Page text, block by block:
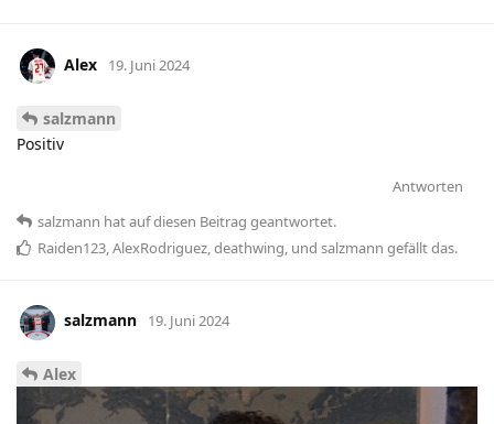
Alex 19. Juni 2024
salzmann
Positiv
Antworten
salzmann hatauf diesen Beitrag geantwortet.
Raiden123 AlexRodriguez deathwing , und salzmann gefällt das.
salzmann 19. Juni 2024
Alex